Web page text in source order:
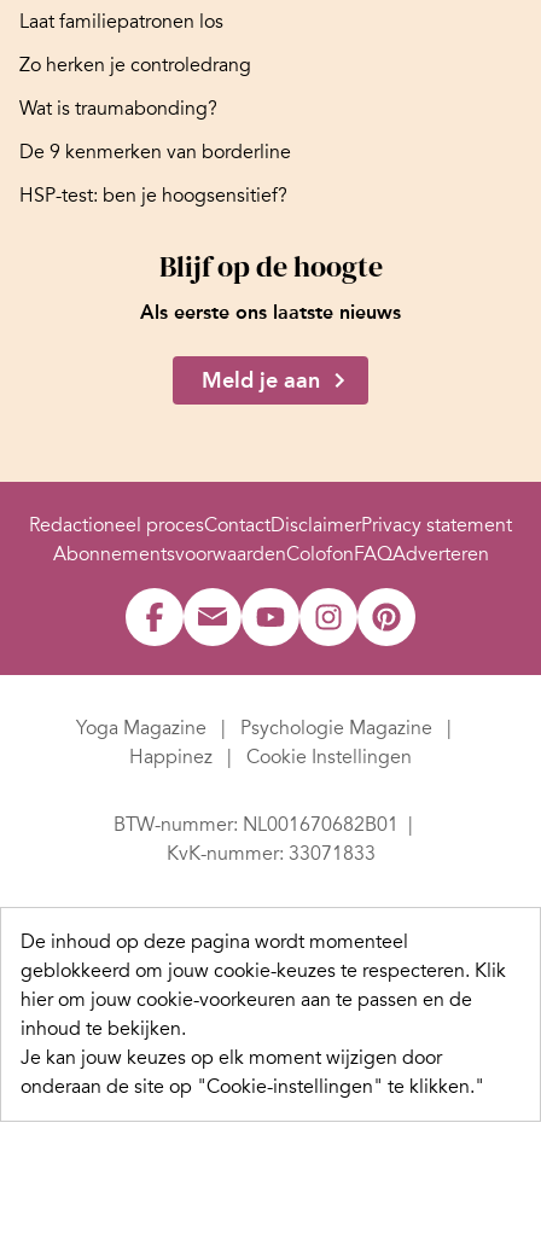
Laat familiepatronen los
Zo herken je controledrang
Wat is traumabonding?
De 9 kenmerken van borderline
HSP-test: ben je hoogsensitief?
Blijf op de hoogte
Als eerste ons laatste nieuws
Meld je aan
Redactioneel procesContactDisclaimerPrivacy statement
AbonnementsvoorwaardenColofonFAQAdverteren
Yoga Magazine
Psychologie Magazine
Happinez
Cookie Instellingen
BTW-nummer: NL001670682B01
KvK-nummer: 33071833
De inhoud op deze pagina wordt momenteel
geblokkeerd om jouw cookie-keuzes te respecteren. Klik
hier om jouw cookie-voorkeuren aan te passen en de
inhoud te bekijken.
Je kan jouw keuzes op elk moment wijzigen door
onderaan de site op "Cookie-instellingen" te klikken."